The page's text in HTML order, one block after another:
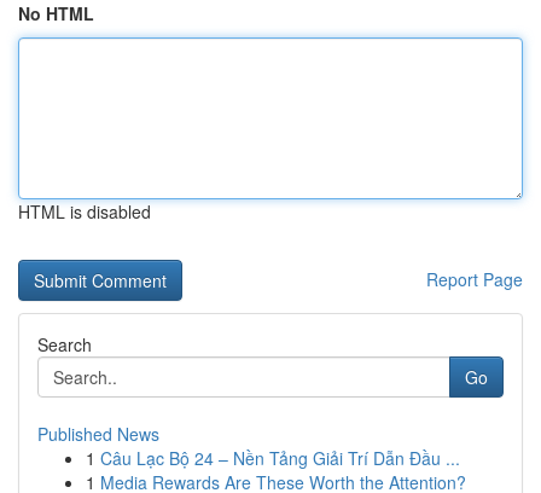
No HTML
HTML is disabled
Report Page
Search
Go
Published News
1 Câu Lạc Bộ 24 – Nền Tảng Giải Trí Dẫn Đầu ...
1 Media Rewards Are These Worth the Attention?